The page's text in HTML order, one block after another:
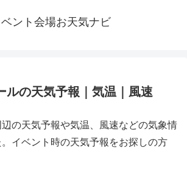
ベント会場お天気ナビ
ルの天気予報｜気温｜風速
の天気予報や気温、風速などの気象情
イベント時の天気予報をお探しの方